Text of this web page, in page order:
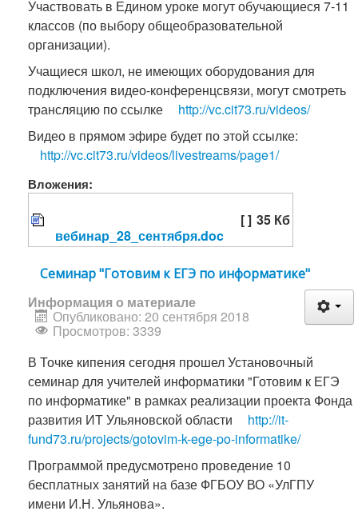
Участвовать в Едином уроке могут обучающиеся 7-11
классов (по выбору общеобразовательной
организации).
Учащиеся школ, не имеющих оборудования для
подключения видео-конференцсвязи, могут смотреть
трансляцию по ссылке
http://vc.cit73.ru/videos/
Видео в прямом эфире будет по этой ссылке:
http://vc.cit73.ru/videos/livestreams/page1/
Вложения:
вебинар_28_сентября.doc
[ ] 35 Кб
Семинар "Готовим к ЕГЭ по информатике"
Информация о материале
Опубликовано: 20 сентября 2018
Просмотров: 3339
В Точке кипения сегодня прошел Установочный
семинар для учителей информатики "Готовим к ЕГЭ
по информатике" в рамках реализации проекта Фонда
развития ИТ Ульяновской области
http://it-
fund73.ru/projects/gotovim-k-ege-po-informatike/
Программой предусмотрено проведение 10
бесплатных занятий на базе ФГБОУ ВО «УлГПУ
имени И.Н. Ульянова».